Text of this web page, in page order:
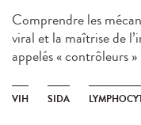
Comprendre les
viral et la maîtrise de
appelés « contrôleurs
VIH SIDA